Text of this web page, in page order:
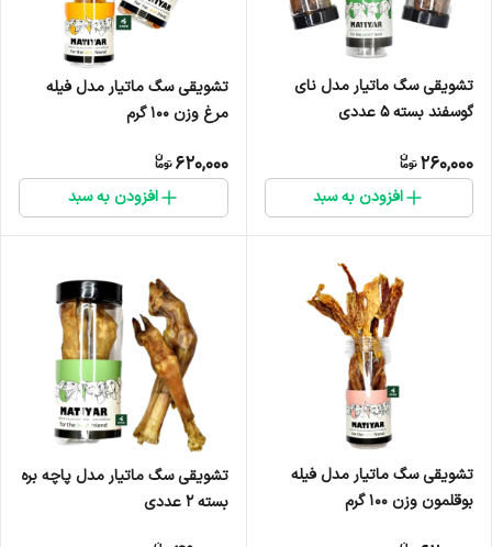
تشویقی سگ ماتیار مدل نای
گوسفند بسته ۵ عددی
260,000
افزودن به سبد
تشویقی سگ ماتیار مدل فیله
مرغ وزن ۱۰۰ گرم
620,000
افزودن به سبد
تشویقی سگ ماتیار مدل فیله
بوقلمون وزن ۱۰۰ گرم
تشویقی سگ ماتیار مدل پاچه بره
بسته ۲ عددی